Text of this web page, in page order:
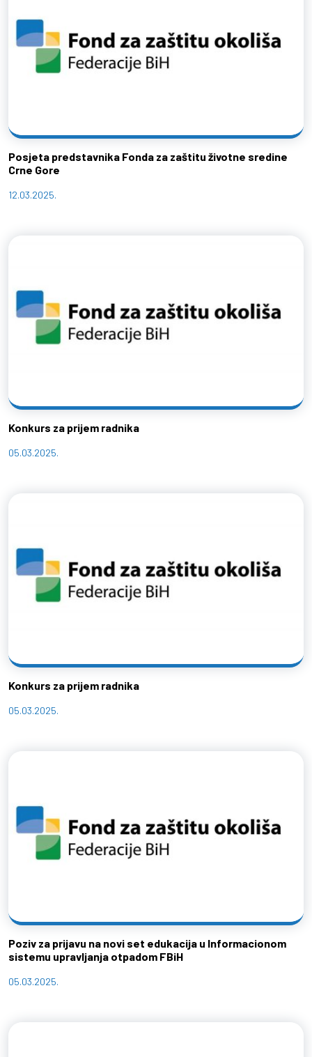
Posjeta predstavnika Fonda za zaštitu životne sredine
Crne Gore
12.03.2025.
Konkurs za prijem radnika
05.03.2025.
Konkurs za prijem radnika
05.03.2025.
Poziv za prijavu na novi set edukacija u Informacionom
sistemu upravljanja otpadom FBiH
05.03.2025.